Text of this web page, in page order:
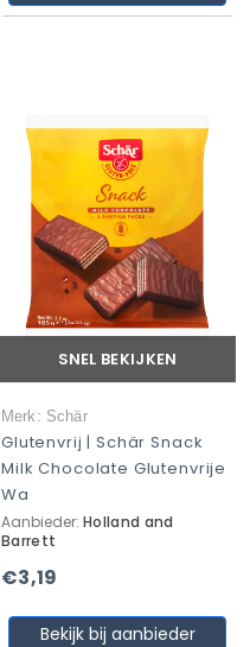
SNEL BEKIJKEN
Merk: Schär
Glutenvrij | Schär Snack
Milk Chocolate Glutenvrije
Wa
Aanbieder: Holland and
Barrett
€3,19
Bekijk bij aanbieder